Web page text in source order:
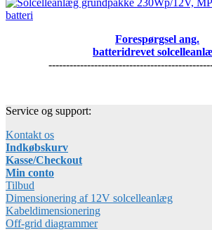
Forespørgsel ang.
batteridrevet
Service og support:
Kontakt os
Indkøbskurv
Kasse/Checkout
Min conto
Tilbud
Dimensionering af 12V solcelleanlæg
Kabeldimensionering
Off-grid diagrammer